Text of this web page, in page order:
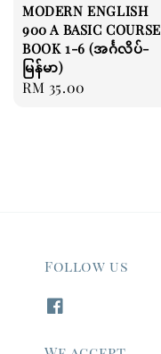
MODERN ENGLISH
900 A BASIC COURSE
BOOK 1-6 (အင်္ဂလိပ်-
မြန်မာ)
Regular
RM 35.00
Follow us